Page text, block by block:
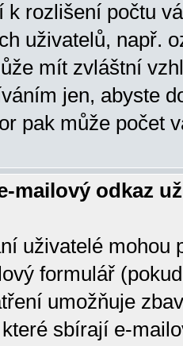
k rozlišení počtu
uživatelů, např.
mít zvláštní
jen, abyste
pak může počet
mailový odkaz
uživatelé mohou
formulář
umožňuje
sbírají e-